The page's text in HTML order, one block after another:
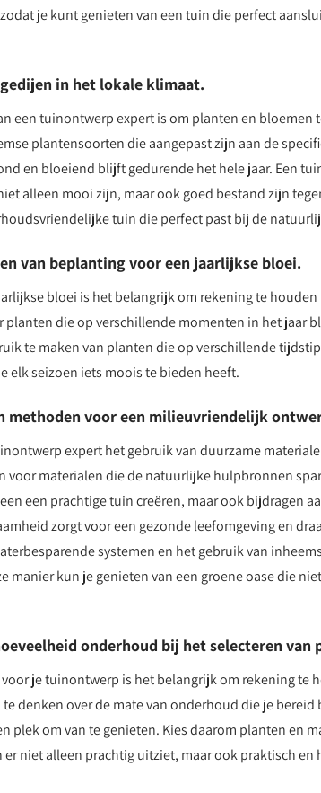
je kunt genieten van een tuin die perfect
in het lokale klimaat.
een tuinontwerp expert is om planten en bloemen
plantensoorten die aangepast zijn aan de
en bloeiend blijft gedurende het hele jaar. Een
alleen mooi zijn, maar ook goed bestand zijn
tuin die perfect past bij de
van beplanting voor een jaarlijkse bloei.
bloei is het belangrijk om rekening te houden
die op verschillende momenten in het jaar
te maken van planten die op verschillende
elk seizoen iets moois te bieden heeft.
methoden voor een milieuvriendelijk
expert het gebruik van duurzame
materialen die de natuurlijke hulpbronnen
een prachtige tuin creëren, maar ook bijdragen
zorgt voor een gezonde leefomgeving en
systemen en het gebruik van
manier kun je genieten van een groene oase die
onderhoud bij het selecteren van
je tuinontwerp is het belangrijk om rekening te
denken over de mate van onderhoud die je
plek om van te genieten. Kies daarom planten en
niet alleen prachtig uitziet, maar ook praktisch